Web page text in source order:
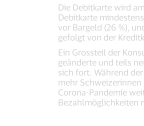
Die Debitkarte wird
Debitkarte
vor Bargeld (26 %),
gefolgt von der
Ein Grossteil der
geänderte und teils
sich fort. Während
mehr
Corona-Pandemie
Bezahlmöglichkeiten